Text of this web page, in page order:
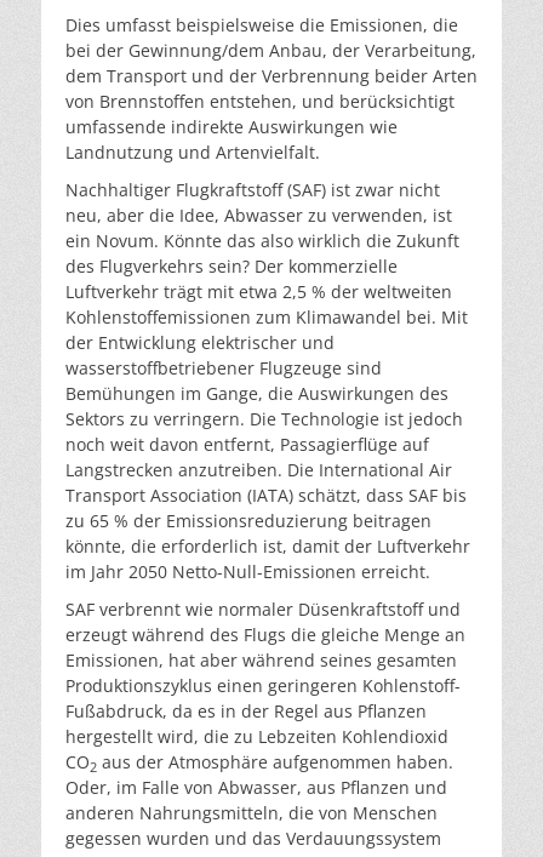
Dies umfasst beispielsweise die Emissionen, die
bei der Gewinnung/dem Anbau, der Verarbeitung,
dem Transport und der Verbrennung beider Arten
von Brennstoffen entstehen, und berücksichtigt
umfassende indirekte Auswirkungen wie
Landnutzung und Artenvielfalt.
Nachhaltiger Flugkraftstoff (SAF) ist zwar nicht
neu, aber die Idee, Abwasser zu verwenden, ist
ein Novum. Könnte das also wirklich die Zukunft
des Flugverkehrs sein? Der kommerzielle
Luftverkehr trägt mit etwa 2,5 % der weltweiten
Kohlenstoffemissionen zum Klimawandel bei. Mit
der Entwicklung elektrischer und
wasserstoffbetriebener Flugzeuge sind
Bemühungen im Gange, die Auswirkungen des
Sektors zu verringern. Die Technologie ist jedoch
noch weit davon entfernt, Passagierflüge auf
Langstrecken anzutreiben. Die International Air
Transport Association (IATA) schätzt, dass SAF bis
zu 65 % der Emissionsreduzierung beitragen
könnte, die erforderlich ist, damit der Luftverkehr
im Jahr 2050 Netto-Null-Emissionen erreicht.
SAF verbrennt wie normaler Düsenkraftstoff und
erzeugt während des Flugs die gleiche Menge an
Emissionen, hat aber während seines gesamten
Produktionszyklus einen geringeren Kohlenstoff-
Fußabdruck, da es in der Regel aus Pflanzen
hergestellt wird, die zu Lebzeiten Kohlendioxid
CO2 aus der Atmosphäre aufgenommen haben.
Oder, im Falle von Abwasser, aus Pflanzen und
anderen Nahrungsmitteln, die von Menschen
gegessen wurden und das Verdauungssystem